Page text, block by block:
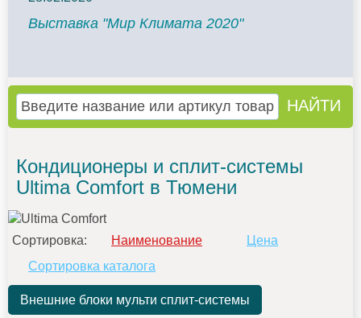
Выставка "Мир Климата 2020"
Кондиционеры и сплит-системы
Ultima Comfort в Тюмени
Сортировка: Наименование
Цена
Сортировка каталога
Внешние блоки мульти сплит-системы